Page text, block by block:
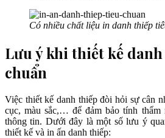
Có nhiều chất liệu in danh thiếp
Lưu ý khi thiết kế
chuẩn
Việc thiết kế danh thiếp đòi hỏi sự cân
cục, màu sắc,… để đảm bảo tính thẩm
thông tin. Dưới đây là một số lưu ý
thiết kế và in ấn danh thiếp: